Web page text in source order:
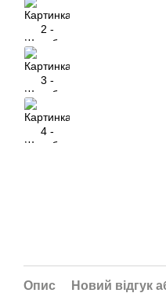
Опис Новий відгук